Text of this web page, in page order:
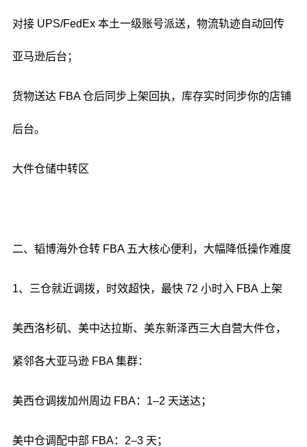
对接 UPS/FedEx 本土一级账号派送，物流轨迹自动回传
亚马逊后台；
货物送达 FBA 仓后同步上架回执，库存实时同步你的店铺
后台。
大件仓储中转区
二、韬博海外仓转 FBA 五大核心便利，大幅降低操作难度
1、三仓就近调拨，时效超快，最快 72 小时入 FBA 上架
美西洛杉矶、美中达拉斯、美东新泽西三大自营大件仓，
紧邻各大亚马逊 FBA 集群：
美西仓调拨加州周边 FBA：1–2 天送达；
美中仓调配中部 FBA：2–3 天；